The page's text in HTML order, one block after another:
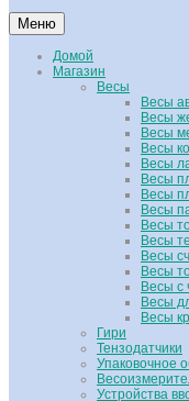
Меню
Домой
Магазин
Весы
Весы
Весы
Весы
Весы
Весы
Весы
Весы
Весы
Весы
Весы
Весы
Весы
Весы с
Весы
Весы
Гири
Тензодатчики
Упаковочное
Устройства